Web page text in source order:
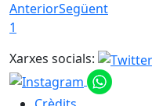
AnteriorSegüent
1
Xarxes socials: